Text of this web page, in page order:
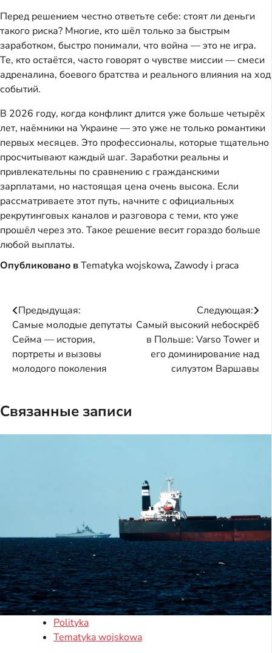
Перед решением честно ответьте себе: стоят ли деньги
такого риска? Многие, кто шёл только за быстрым
заработком, быстро понимали, что война — это не игра.
Те, кто остаётся, часто говорят о чувстве миссии — смеси
адреналина, боевого братства и реального влияния на ход
событий.
В 2026 году, когда конфликт длится уже больше четырёх
лет, наёмники на Украине — это уже не только романтики
первых месяцев. Это профессионалы, которые тщательно
просчитывают каждый шаг. Заработки реальны и
привлекательны по сравнению с гражданскими
зарплатами, но настоящая цена очень высока. Если
рассматриваете этот путь, начните с официальных
рекрутинговых каналов и разговора с теми, кто уже
прошёл через это. Такое решение весит гораздо больше
любой выплаты.
Опубликовано вTematyka wojskowa,Zawody i praca
Навигация
по
записям
Предыдущая:
Самые молодые депутаты
Сейма — история,
портреты и вызовы
молодого поколения
Следующая:
Самый высокий небоскрёб
в Польше: Varso Tower и
его доминирование над
силуэтом Варшавы
Связанные записи
Polityka
Tematyka wojskowa